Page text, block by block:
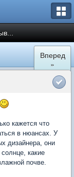
Вперед
»
кажется что
в нюансах. У
дизайнера, они
какие
почве.